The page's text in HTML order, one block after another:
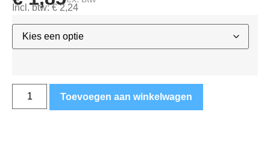
Incl. btw:€2,24
Toevoegen aan winkelwagen